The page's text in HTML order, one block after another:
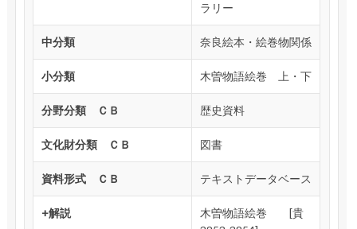
ラリー
中分類 奈良絵本・絵巻物関係
小分類 木曽物語絵巻 上・下
分野分類 ＣＢ 歴史資料
文化財分類 ＣＢ 図書
資料形式 ＣＢ テキストデータベース
+解説
木曽物語絵巻 [貴